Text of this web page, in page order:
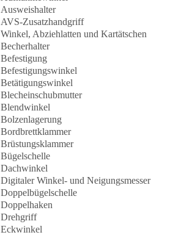
Ausweishalter
AVS-Zusatzhandgriff
Winkel, Abziehlatten und Kartätschen
Becherhalter
Befestigung
Befestigungswinkel
Betätigungswinkel
Blecheinschubmutter
Blendwinkel
Bolzenlagerung
Bordbrettklammer
Brüstungsklammer
Bügelschelle
Dachwinkel
Digitaler Winkel- und Neigungsmesser
Doppelbügelschelle
Doppelhaken
Drehgriff
Eckwinkel